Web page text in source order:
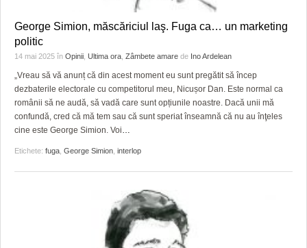
George Simion, măscăriciul laş. Fuga ca… un marketing
politic
14 mai 2025 în Opinii Ultima ora Zâmbete amare de Ino Ardelean
„Vreau să vă anunț că din acest moment eu sunt pregătit să încep
dezbaterile electorale cu competitorul meu, Nicușor Dan. Este normal ca
românii să ne audă, să vadă care sunt opțiunile noastre. Dacă unii mă
confundă, cred că mă tem sau că sunt speriat înseamnă că nu au înţeles
cine este George Simion. Voi…
Etichete: fuga George Simion interlop